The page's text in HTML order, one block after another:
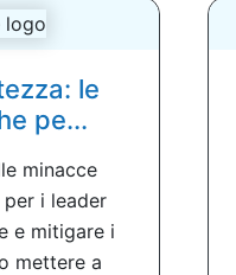
le
pe...
minacce
i leader
e mitigare i
mettere a